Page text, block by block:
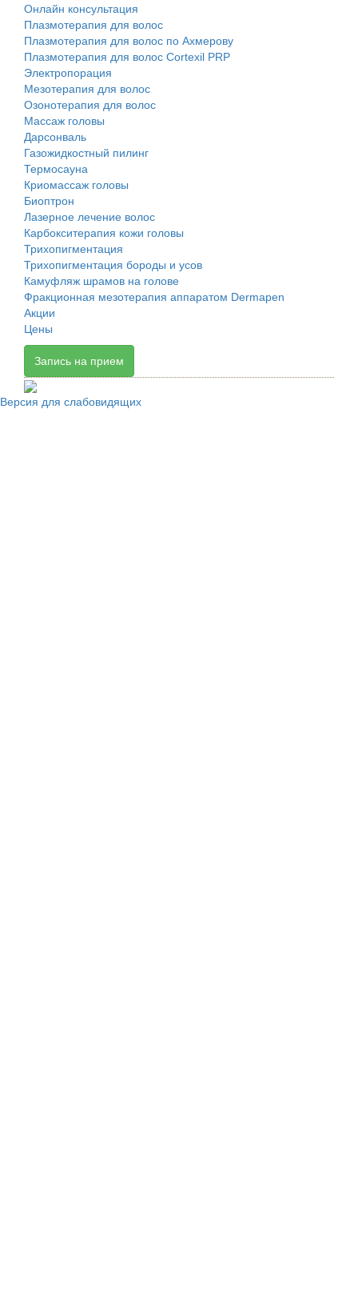
Онлайн консультация
Плазмотерапия для волос
Плазмотерапия для волос по Ахмерову
Плазмотерапия для волос Cortexil PRP
Электропорация
Мезотерапия для волос
Озонотерапия для волос
Массаж головы
Дарсонваль
Газожидкостный пилинг
Термосауна
Криомассаж головы
Биоптрон
Лазерное лечение волос
Карбокситерапия кожи головы
Трихопигментация
Трихопигментация бороды и усов
Камуфляж шрамов на голове
Фракционная мезотерапия аппаратом Dermapen
Акции
Цены
Запись на прием
Версия для слабовидящих